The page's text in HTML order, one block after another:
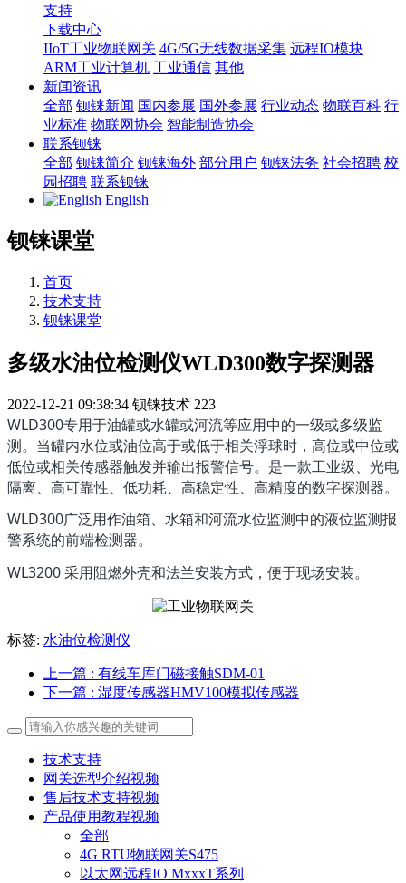
支持
下载中心
IIoT工业物联网关 4G/5G无线数据采集 远程IO模块
ARM工业计算机 工业通信 其他
新闻资讯
全部 钡铼新闻 国内参展 国外参展 行业动态 物联百科 行
业标准 物联网协会 智能制造协会
联系钡铼
全部 钡铼简介 钡铼海外 部分用户 钡铼法务 社会招聘 校
园招聘 联系钡铼
English
钡铼课堂
首页
技术支持
钡铼课堂
多级水油位检测仪WLD300数字探测器
2022-12-21 09:38:34 钡铼技术 223
WLD300专用于油罐或水罐或河流等应用中的一级或多级监
测。当罐内水位或油位高于或低于相关浮球时，高位或中位或
低位或相关传感器触发并输出报警信号。是一款工业级、光电
隔离、高可靠性、低功耗、高稳定性、高精度的数字探测器。
WLD300广泛用作油箱、水箱和河流水位监测中的液位监测报
警系统的前端检测器。
WL3200 采用阻燃外壳和法兰安装方式，便于现场安装。
标签: 水油位检测仪
上一篇 : 有线车库门磁接触SDM-01
下一篇 : 湿度传感器HMV100模拟传感器
技术支持
网关选型介绍视频
售后技术支持视频
产品使用教程视频
全部
4G RTU物联网关S475
以太网远程IO MxxxT系列